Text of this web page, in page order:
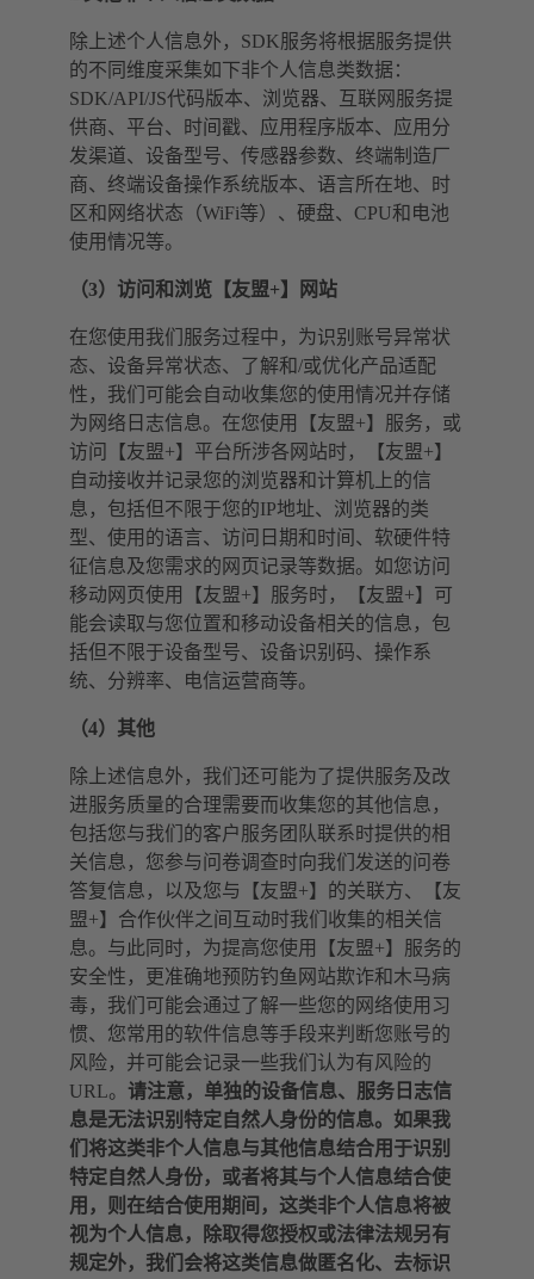
除上述个人信息外，SDK服务将根据服务提供
的不同维度采集如下非个人信息类数据：
SDK/API/JS代码版本、浏览器、互联网服务提
供商、平台、时间戳、应用程序版本、应用分
发渠道、设备型号、传感器参数、终端制造厂
商、终端设备操作系统版本、语言所在地、时
区和网络状态（WiFi等）、硬盘、CPU和电池
使用情况等。
（3）访问和浏览【友盟+】网站
在您使用我们服务过程中，为识别账号异常状
态、设备异常状态、了解和/或优化产品适配
性，我们可能会自动收集您的使用情况并存储
为网络日志信息。在您使用【友盟+】服务，或
访问【友盟+】平台所涉各网站时，【友盟+】
自动接收并记录您的浏览器和计算机上的信
息，包括但不限于您的IP地址、浏览器的类
型、使用的语言、访问日期和时间、软硬件特
征信息及您需求的网页记录等数据。如您访问
移动网页使用【友盟+】服务时，【友盟+】可
能会读取与您位置和移动设备相关的信息，包
括但不限于设备型号、设备识别码、操作系
统、分辨率、电信运营商等。
（4）其他
除上述信息外，我们还可能为了提供服务及改
进服务质量的合理需要而收集您的其他信息，
包括您与我们的客户服务团队联系时提供的相
关信息，您参与问卷调查时向我们发送的问卷
答复信息，以及您与【友盟+】的关联方、【友
盟+】合作伙伴之间互动时我们收集的相关信
息。与此同时，为提高您使用【友盟+】服务的
安全性，更准确地预防钓鱼网站欺诈和木马病
毒，我们可能会通过了解一些您的网络使用习
惯、您常用的软件信息等手段来判断您账号的
风险，并可能会记录一些我们认为有风险的
URL。 请注意，单独的设备信息、服务日志信
息是无法识别特定自然人身份的信息。如果我
们将这类非个人信息与其他信息结合用于识别
特定自然人身份，或者将其与个人信息结合使
用，则在结合使用期间，这类非个人信息将被
视为个人信息，除取得您授权或法律法规另有
规定外，我们会将这类信息做匿名化、去标识